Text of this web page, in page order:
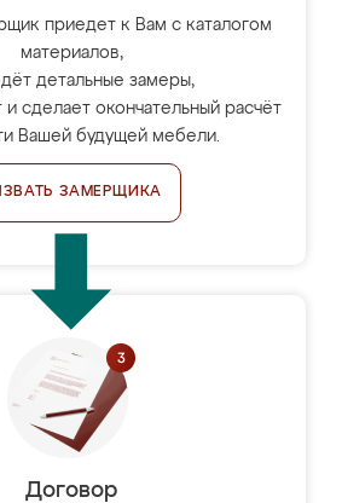
приедет к Вам с каталогом
материалов,
детальные замеры,
и сделает окончательный расчёт
Вашей будущей мебели.
ЗАМЕРЩИКА
Договор